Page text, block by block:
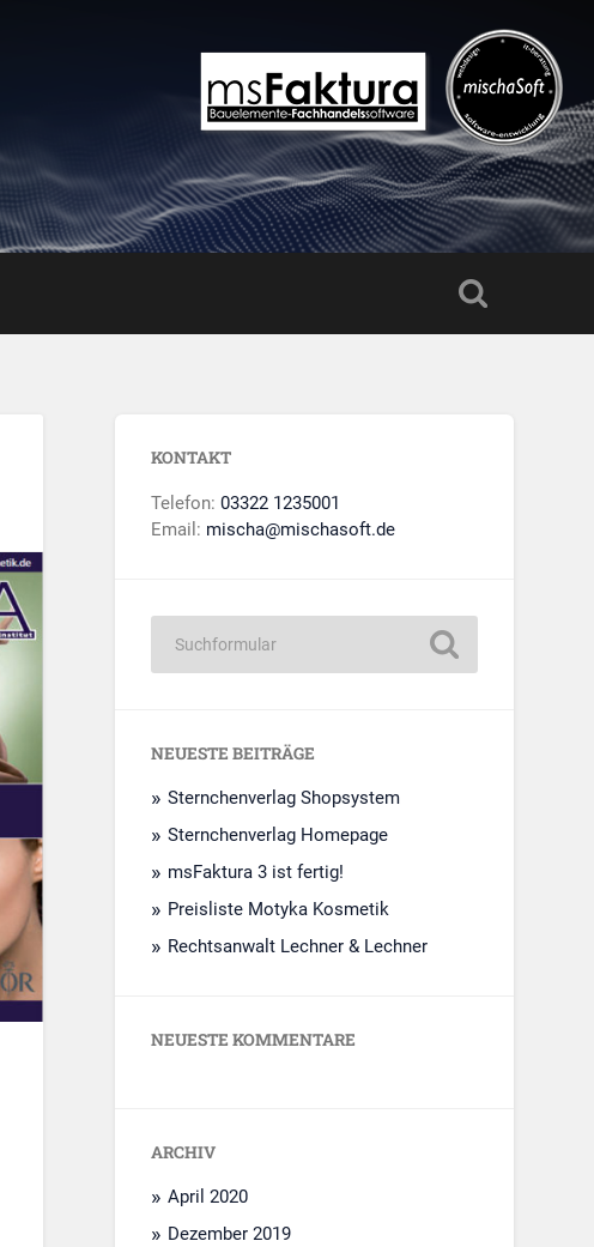
KONTAKT
Telefon:03322 1235001
Email: mischa@mischasoft.de
NEUESTE BEITRÄGE
Sternchenverlag Shopsystem
Sternchenverlag Homepage
msFaktura 3 ist fertig!
Preisliste Motyka Kosmetik
Rechtsanwalt Lechner & Lechner
NEUESTE KOMMENTARE
ARCHIV
April 2020
Dezember 2019